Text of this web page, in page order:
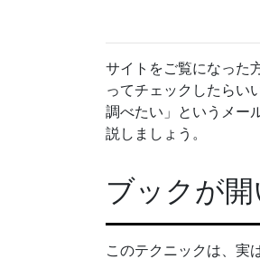
サイトをご覧になった
ってチェックしたらい
調べたい」というメー
説しましょう。
ブックが
このテクニックは、実